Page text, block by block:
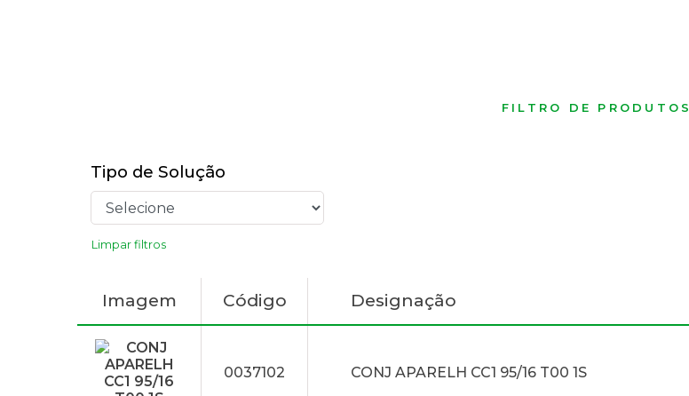
FILTRO DE PRODUTOS
Tipo de Solução
Limpar filtros
Imagem Código Designação
0037102 CONJ APARELH CC1 95/16 T00 1S